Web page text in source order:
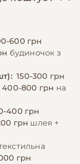
При
це
з
добавки після
600 грн
будиночок з
150-300 грн
400-800 грн на
400 грн
грн шлея +
грн